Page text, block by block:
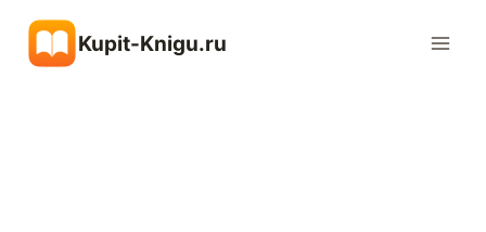
содержимому
Kupit-Knigu.ru